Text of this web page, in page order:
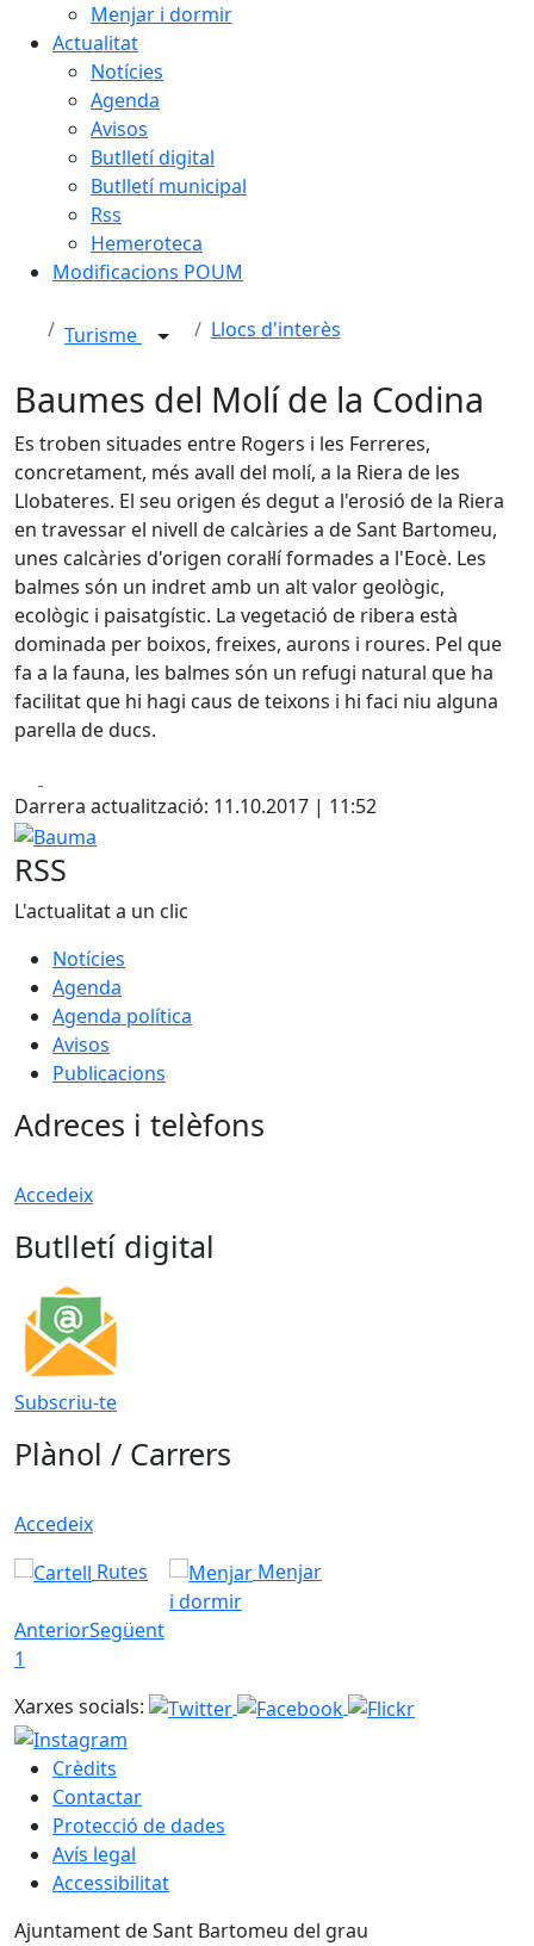
Menjar i dormir
Actualitat
Notícies
Agenda
Avisos
Butlletí digital
Butlletí municipal
Rss
Hemeroteca
Modificacions POUM
Turisme Llocs d'interès
Baumes del Molí de la Codina
Es troben situades entre Rogers i les Ferreres,
concretament, més avall del molí, a la Riera de les
Llobateres. El seu origen és degut a l'erosió de la Riera
en travessar el nivell de calcàries a de Sant Bartomeu,
unes calcàries d'origen coral·lí formades a l'Eocè. Les
balmes són un indret amb un alt valor geològic,
ecològic i paisatgístic. La vegetació de ribera està
dominada per boixos, freixes, aurons i roures. Pel que
fa a la fauna, les balmes són un refugi natural que ha
facilitat que hi hagi caus de teixons i hi faci niu alguna
parella de ducs.
Darrera actualització: 11.10.2017 | 11:52
Bauma
RSS
L'actualitat a un clic
Notícies
Agenda
Agenda política
Avisos
Publicacions
Adreces i telèfons
Accedeix
Butlletí digital
Subscriu-te
Plànol / Carrers
Accedeix
Rutes
Menjar
i dormir
AnteriorSegüent
1
Xarxes socials:
Crèdits
Contactar
Protecció de dades
Avís legal
Accessibilitat
Ajuntament de Sant Bartomeu del grau